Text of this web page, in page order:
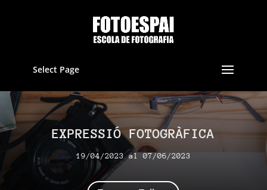
Select Page
EXPRESSIÓ FOTOGRÀFICA
19/04/2023 al 07/06/2023